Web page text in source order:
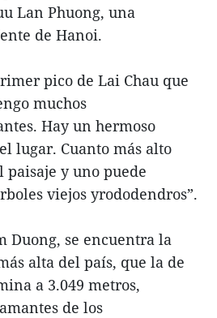
Lan Phuong, una
de Hanoi.
pico de Lai Chau que
muchos
Hay un hermoso
lugar. Cuanto más alto
paisaje y uno puede
viejos yrododendros”.
Duong, se encuentra la
alta del país, que la de
a 3.049 metros,
de los